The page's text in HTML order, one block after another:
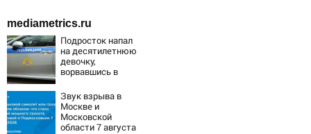
mediametrics.ru
Подросток напал
на десятилетнюю
девочку,
ворвавшись в
Звук взрыва в
Москве и
Московской
области 7 августа